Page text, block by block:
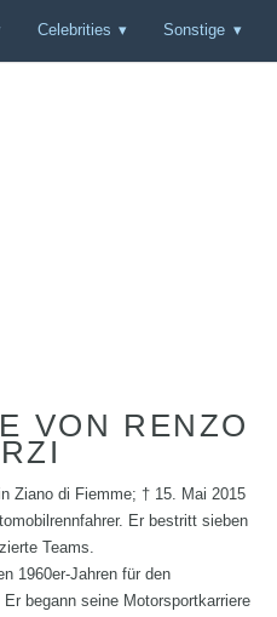
Celebrities Sonstige
VON RENZO
Ziano di Fiemme; † 15. Mai 2015
Er bestritt sieben
Teams.
1960er-Jahren für den
begann seine Motorsportkarriere